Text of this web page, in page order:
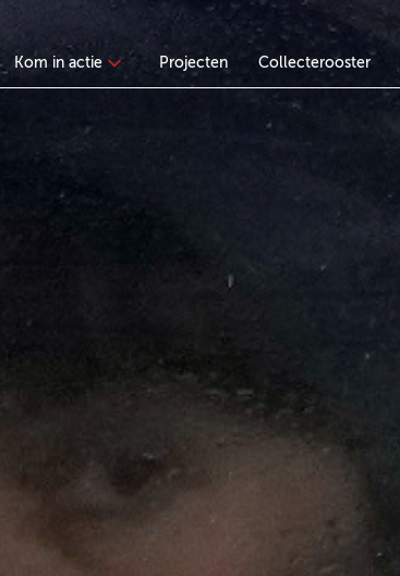
Kom in actie Projecten Collecterooster